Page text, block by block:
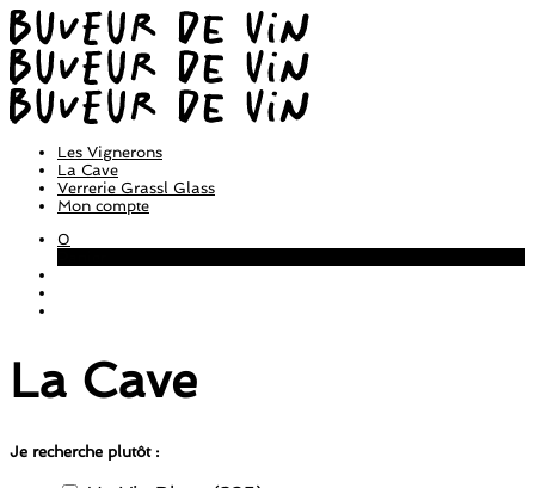
Les Vignerons
La Cave
Verrerie Grassl Glass
Mon compte
0
La Cave
Je recherche plutôt :